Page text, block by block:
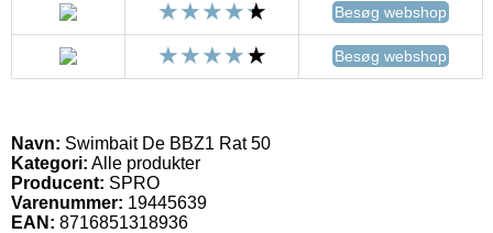
Besøg webshop
Besøg webshop
Navn: Swimbait De BBZ1 Rat 50
Kategori: Alle produkter
Producent: SPRO
Varenummer: 19445639
EAN: 8716851318936